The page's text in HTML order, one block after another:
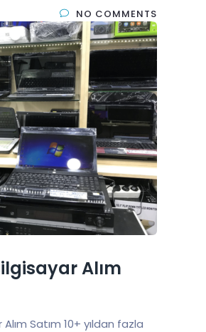
NO COMMENTS
Alım
Satım 10+ yıldan fazla